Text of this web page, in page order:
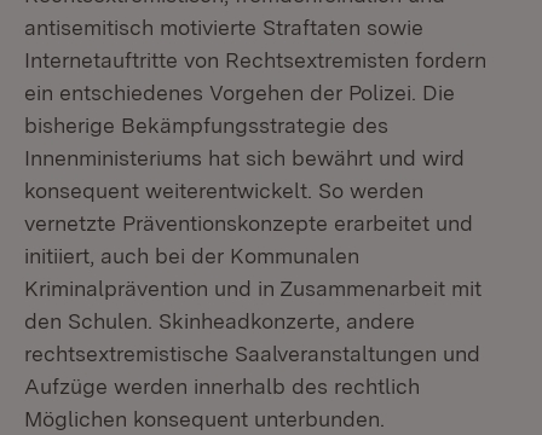
antisemitisch motivierte Straftaten sowie
Internetauftritte von Rechtsextremisten fordern
ein entschiedenes Vorgehen der Polizei. Die
bisherige Bekämpfungsstrategie des
Innenministeriums hat sich bewährt und wird
konsequent weiterentwickelt. So werden
vernetzte Präventionskonzepte erarbeitet und
initiiert, auch bei der Kommunalen
Kriminalprävention und in Zusammenarbeit mit
den Schulen. Skinheadkonzerte, andere
rechtsextremistische Saalveranstaltungen und
Aufzüge werden innerhalb des rechtlich
Möglichen konsequent unterbunden.